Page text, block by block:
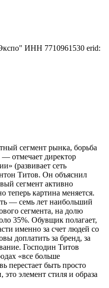
ИНН 7710961530 erid:
сегмент рынка, борьба
— отмечает директор
(развивает сеть
Титов. Он объяснил
сегмент активно
теперь картина меняется.
— семь лет наибольший
сегмента, на долю
35%. Обувщик полагает,
именно за счет людей со
доплатить за бренд, за
Господин Титов
«все больше
перестает быть просто
элемент стиля и образа